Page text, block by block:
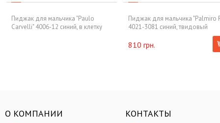
Пиджак для мальчика "Paulo
Carvelli" 4006-12 синий, в клетку
Пиджак для мальчика "Palmiro
4021-3081 синий, твидовый
810 грн.
О КОМПАНИИ КОНТАКТЫ